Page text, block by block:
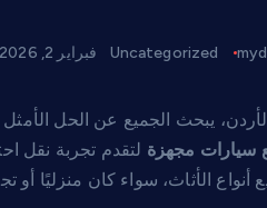
Uncategorized فبراير 2, 2026
يبحث الجميع عن الحل
سيارات مجهزة لتقدم تجربة نقل
الأثاث، سواء كان منزليًا أو